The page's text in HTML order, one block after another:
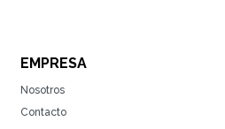
EMPRESA
Nosotros
Contacto